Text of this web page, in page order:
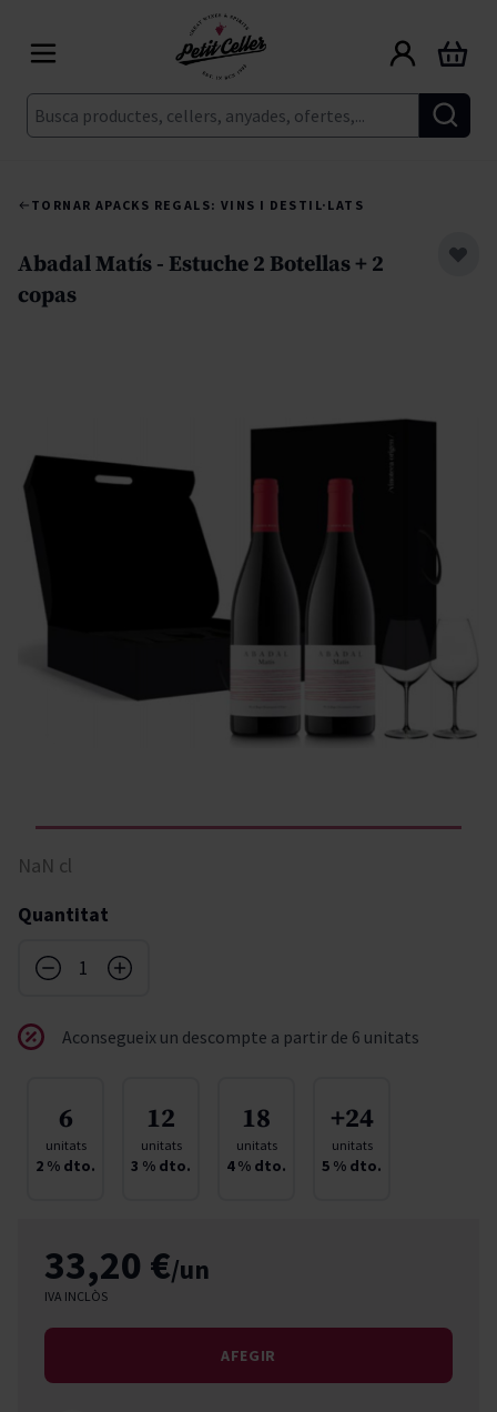
Cerca
Cart
TORNAR APACKS REGALS: VINS I DESTIL·LATS
Abadal Matís - Estuche 2 Botellas + 2
copas
NaN cl
Quantitat
Aconsegueix un descompte a partir de 6 unitats
6
unitats
2 % dto.
12
unitats
3 % dto.
18
unitats
4% dto.
+24
unitats
5 % dto.
33,20 €/un
IVA INCLÒS
AFEGIR